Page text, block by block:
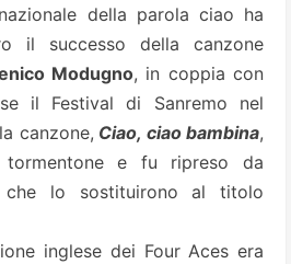
della parola ciao ha
il successo della canzone
Modugno, in coppia con
il Festival di Sanremo nel
canzone, Ciao, ciaobambina,
e fu ripreso da
che lo sostituirono al titolo
inglese dei Four Aces era